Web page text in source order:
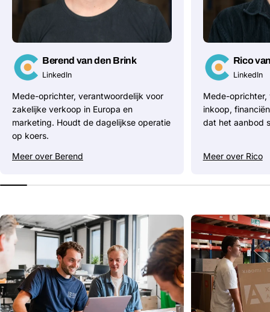
Berend van den Brink
LinkedIn
Mede-oprichter, verantwoordelijk voor
zakelijke verkoop in Europa en
marketing. Houdt de dagelijkse operatie
op koers.
Meer over Berend
Rico
LinkedIn
Mede-oprichter,
inkoop,
dat het aanbod
Meer over Rico